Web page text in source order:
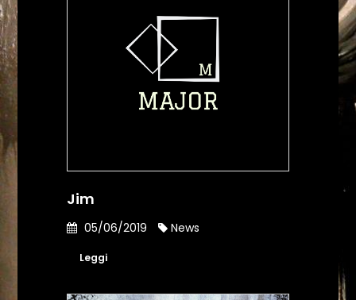
Jim
05/06/2019 News
Leggi